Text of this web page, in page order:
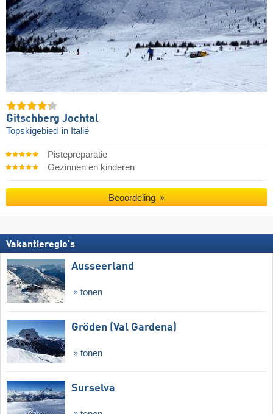
Gitschberg Jochtal
Topskigebied in Italië
Pistepreparatie
Gezinnen en kinderen
Beoordeling
Vakantieregio's
Ausseerland
tonen
Gröden (Val Gardena)
tonen
Surselva